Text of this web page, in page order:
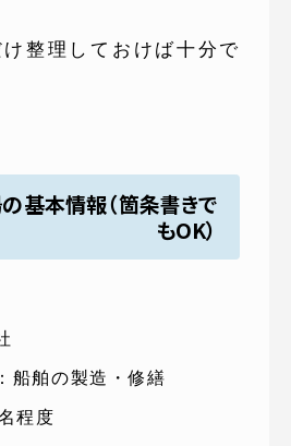
整理しておけば十分で
基本情報（箇条書きで
もOK）
船舶の製造・修繕
程度